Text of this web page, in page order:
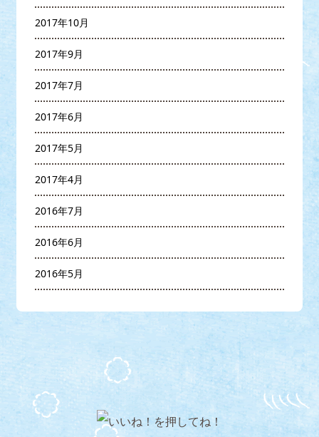
2017年10月
2017年9月
2017年7月
2017年6月
2017年5月
2017年4月
2016年7月
2016年6月
2016年5月